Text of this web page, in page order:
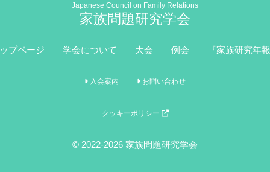
Japanese Council on Family Relations
家族問題研究学会
プページ 学会について 大会 例会 『家族研究年
入会案内 お問い合わせ
クッキーポリシー
© 2022-2026 家族問題研究学会